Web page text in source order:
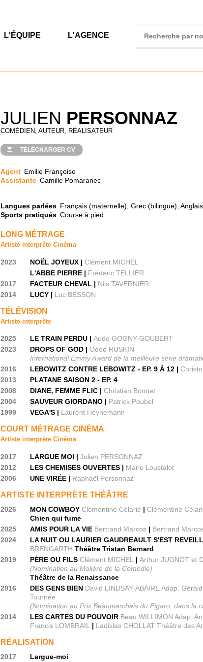
L'ÉQUIPE L'AGENCE
JULIEN PERSONNAZ
COMÉDIEN, AUTEUR, RÉALISATEUR
TÉLÉCHARGER CV
Agent Emilie Françoise
Assistante Camille Pomaranec
Langues parlées Français (maternelle), Grec (bilingue),
Sports pratiqués Course à pied
LONG MÉTRAGE
Artiste interprète Cinéma
2023 NOËL JOYEUX |Clément MICHEL
L'ABBE PIERRE | Frédéric TELLIER
2017
FACTEUR CHEVAL | Nils TAVERNIER
2014
LUCY | Luc BESSON
TÉLÉVISION
Artiste-interprète
2025 LE TRAIN PERDU |Aude GOGNY-GOUBERT
2023
DROPS OF GOD |Oded RUSKIN
International Emmy Award de la meilleure série
2016
LEBOWITZ CONTRE LEBOWITZ - EP. 9 À 12 |
2013
PLATANE SAISON 2 - EP. 4
2008
DIANE, FEMME FLIC |Christian Bonnet
2004
SAUVEUR GIORDANO | Patrick Poubel
1999
VEGA'S | Laurent Heynemann
COURT MÉTRAGE CINÉMA
Artiste interprète Cinéma
2017 LARGUE MOI |Julien PERSONNAZ
2012
LES CHEMISES OUVERTES | Marie Loustalot
2006
UNE VIRÉE | Raphaël Personnaz
ARTISTE INTERPRÈTE THÉÂTRE
2026 MON COWBOYClémentine Célarié |Clémentine
Chien qui fume
2025
AMIS POUR LA VIE Bertrand Marcos | Bertrand
2024
LA NUIT OU LAURIER GAUDREAULT S'EST
BRENGARTH Théâtre Tristan Bernard
2019
PÈRE OU FILSClément MICHEL |Arthur JUGNOT et
(Nomination au Molière de la Comédie)
Théâtre de la Renaissance
2016
DES GENS BIEN David LINDSAY-ABAIRE Adap.
Tournée
(Nomination au Prix Beaumarchais du Figaro, dans la
2014
LES CARTES DU POUVOIR Beau WILLIMON Adap.
Francis LOMBRAIL
| Ladislas CHOLLAT Théâtre des
RÉALISATION
2017 Largue-moi